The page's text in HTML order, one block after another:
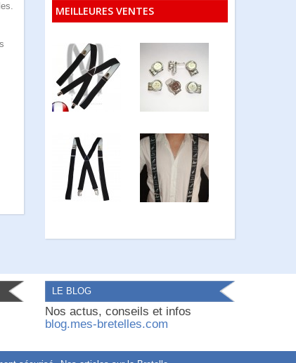
MEILLEURES VENTES
LE BLOG
Nos actus, conseils et infos
blog.mes-bretelles.com